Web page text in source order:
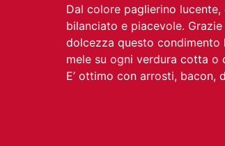
Dal colore paglierino
bilanciato e piacevole.
dolcezza questo condimento
mele su ogni verdura cotta o
E’ ottimo con arrosti, bacon,